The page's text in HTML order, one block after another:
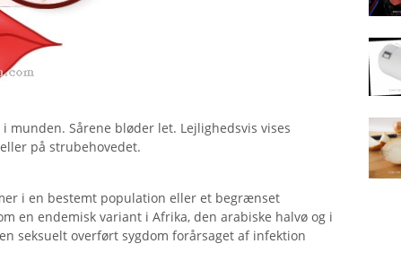
Sårene bløder let. Lejlighedsvis vises
på strubehovedet.
i en bestemt population eller et begrænset
en endemisk variant i Afrika, den arabiske halvø og i
seksuelt overført sygdom forårsaget af infektion